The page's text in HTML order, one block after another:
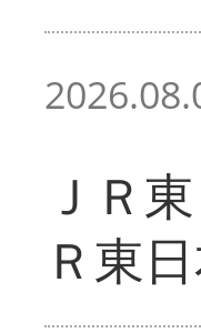
ＪＲ
Ｒ東